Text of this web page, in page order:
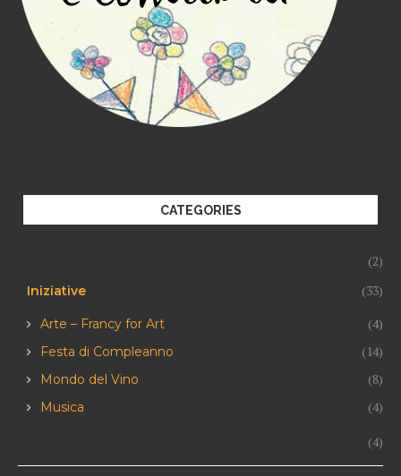
CATEGORIES
(2)
Iniziative (33)
Arte – Francy for Art (4)
Festa di Compleanno (14)
Mondo del Vino (8)
Musica (4)
(4)